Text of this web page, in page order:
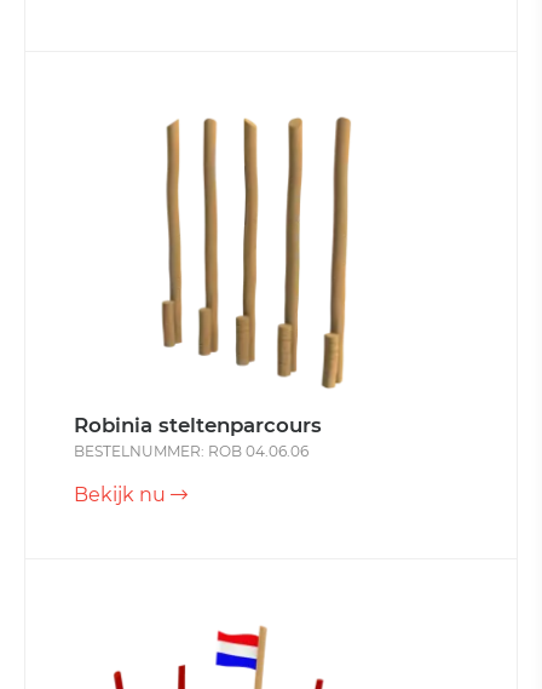
Robinia steltenparcours
BESTELNUMMER: ROB 04.06.06
Bekijk nu